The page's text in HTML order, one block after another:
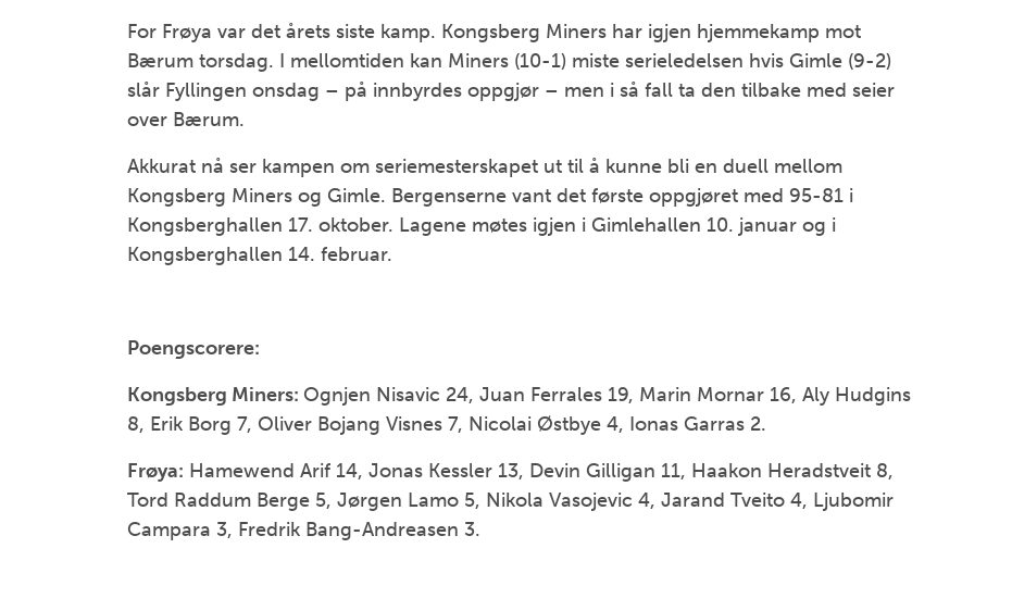
For Frøya var det årets siste kamp. Kongsberg Miners har igjen hjemmekamp mot
Bærum torsdag. I mellomtiden kan Miners (10-1) miste serieledelsen hvis Gimle (9-2)
slår Fyllingen onsdag – på innbyrdes oppgjør – men i så fall ta den tilbake med seier
over Bærum.
Akkurat nå ser kampen om seriemesterskapet ut til å kunne bli en duell mellom
Kongsberg Miners og Gimle. Bergenserne vant det første oppgjøret med 95-81 i
Kongsberghallen 17. oktober. Lagene møtes igjen i Gimlehallen 10. januar og i
Kongsberghallen 14. februar.
Poengscorere:
Kongsberg Miners: Ognjen Nisavic 24, Juan Ferrales 19, Marin Mornar 16, Aly Hudgins
8, Erik Borg 7, Oliver Bojang Visnes 7, Nicolai Østbye 4, Ionas Garras 2.
Frøya: Hamewend Arif 14, Jonas Kessler 13, Devin Gilligan 11, Haakon Heradstveit 8,
Tord Raddum Berge 5, Jørgen Lamo 5, Nikola Vasojevic 4, Jarand Tveito 4, Ljubomir
Campara 3, Fredrik Bang-Andreasen 3.